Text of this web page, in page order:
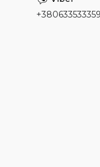
+380633533359